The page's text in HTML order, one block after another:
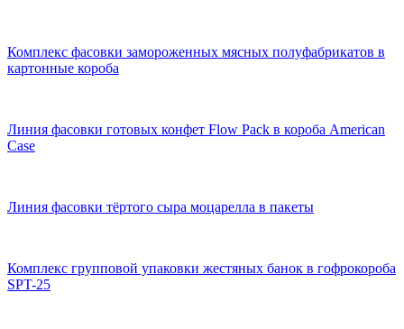
Комплекс фасовки замороженных мясных полуфабрикатов в
картонные короба
Линия фасовки готовых конфет Flow Pack в короба American
Case
Линия фасовки тёртого сыра моцарелла в пакеты
Комплекс групповой упаковки жестяных банок в гофрокороба
SPT-25